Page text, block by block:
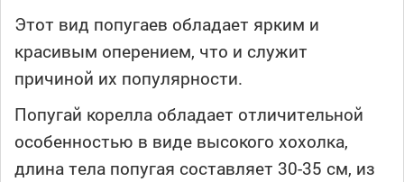
Этот вид попугаев обладает ярким и
красивым оперением, что и служит
причиной их популярности.
Попугай корелла обладает отличительной
особенностью в виде высокого хохолка,
длина тела попугая составляет 30-35 см, из